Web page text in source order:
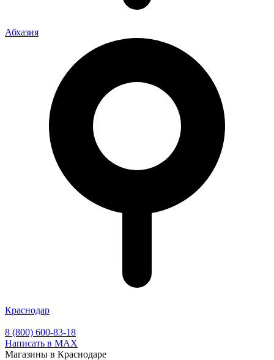
Абхазия
Краснодар
8 (800) 600-83-18
Написать в MAX
Магазины в Краснодаре